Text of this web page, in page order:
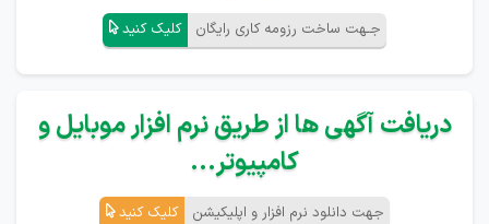
جـهت ساخت رزومه کاری رایگان کلیک کنید
دریافت آگهی ها از طریق نرم افزار موبایل و
کامپیوتر...
جهت دانلود نرم افزار و اپلیکیشن کلیک کنید